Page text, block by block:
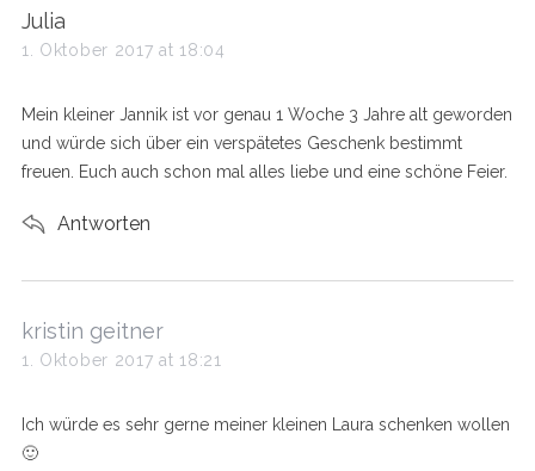
s
a
s
:
Julia
1. Oktober 2017 at 18:04
Mein kleiner Jannik ist vor genau 1 Woche 3 Jahre alt geworden
und würde sich über ein verspätetes Geschenk bestimmt
freuen. Euch auch schon mal alles liebe und eine schöne Feier.
Antworten
s
a
s
:
kristin geitner
1. Oktober 2017 at 18:21
Ich würde es sehr gerne meiner kleinen Laura schenken wollen
🙂